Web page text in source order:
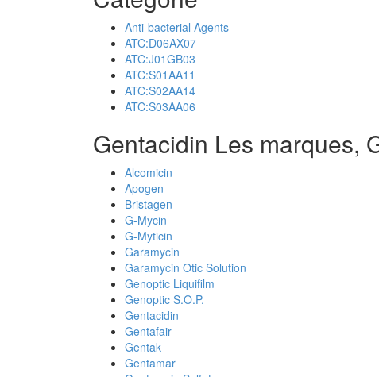
Anti-bacterial Agents
ATC:D06AX07
ATC:J01GB03
ATC:S01AA11
ATC:S02AA14
ATC:S03AA06
Gentacidin Les marques,
Alcomicin
Apogen
Bristagen
G-Mycin
G-Myticin
Garamycin
Garamycin Otic Solution
Genoptic Liquifilm
Genoptic S.O.P.
Gentacidin
Gentafair
Gentak
Gentamar